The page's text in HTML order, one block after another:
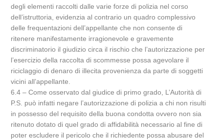
degli elementi raccolti dalle varie forze di polizia nel corso
dell’istruttoria, evidenzia al contrario un quadro complessivo
delle frequentazioni dell’appellante che non consente di
ritenere manifestamente irragionevole e gravemente
discriminatorio il giudizio circa il rischio che l’autorizzazione per
l’esercizio della raccolta di scommesse possa agevolare il
riciclaggio di denaro di illecita provenienza da parte di soggetti
vicini all’appellante.
6.4 – Come osservato dal giudice di primo grado, L’Autorità di
P.S. può infatti negare l’autorizzazione di polizia a chi non risulti
in possesso del requisito della buona condotta ovvero non sia
ritenuto dotato di quel grado di affidabilità necessario al fine di
poter escludere il pericolo che il richiedente possa abusare del